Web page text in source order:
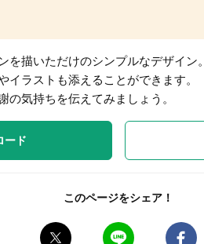
を描いただけのシンプルなデザイン。
ラストも添えることができます。
の気持ちを伝えてみましょう。
ード
このページをシェア！